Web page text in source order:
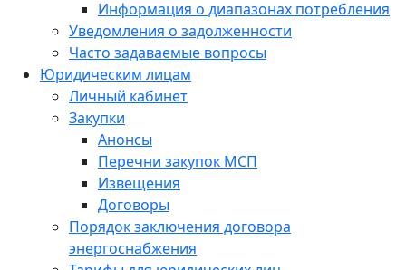
Информация о диапазонах потребления
Уведомления о задолженности
Часто задаваемые вопросы
Юридическим лицам
Личный кабинет
Закупки
Анонсы
Перечни закупок МСП
Извещения
Договоры
Порядок заключения договора
энергоснабжения